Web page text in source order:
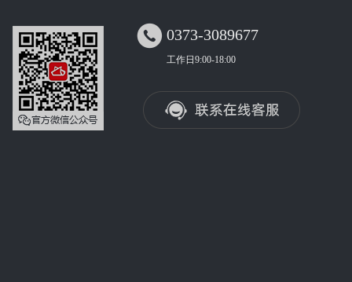
 0373-3089677
工作日9:00-18:00